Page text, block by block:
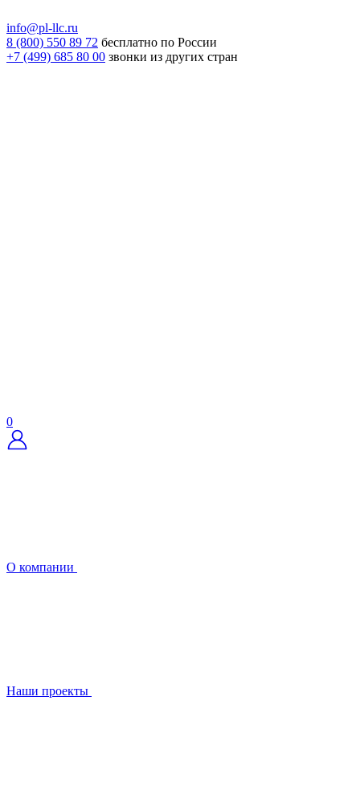
info@pl-llc.ru
8 (800) 550 89 72 бесплатно по России
+7 (499) 685 80 00 звонки из других стран
0
О компании
Наши проекты